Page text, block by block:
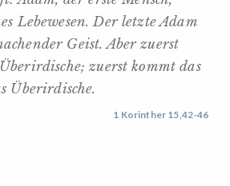
Lebewesen. Der letzte Adam
Geist. Aber zuerst
zuerst kommt das
Überirdische.
1 Korinther 15,42-46